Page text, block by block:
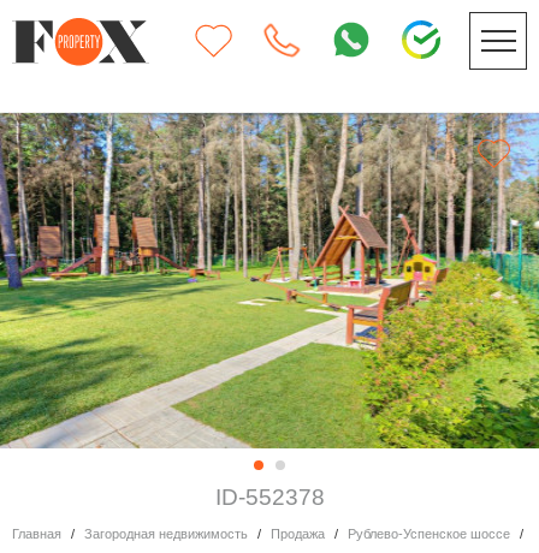
ID-552378
Главная Загородная недвижимость Продажа Рублево-Успенское шоссе